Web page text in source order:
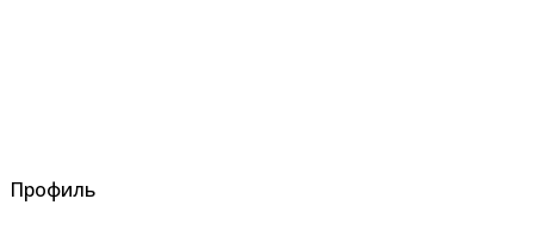
Профиль